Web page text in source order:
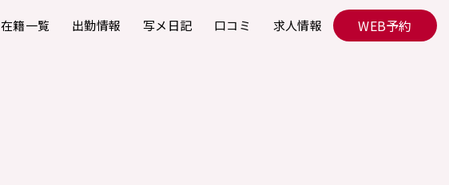
在籍一覧 出勤情報 写メ日記 口コミ 求人情報 WEB予約